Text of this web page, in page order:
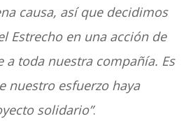
causa, así que decidimos
Estrecho en una acción de
a toda nuestra compañía. Es
nuestro esfuerzo haya
solidario”.